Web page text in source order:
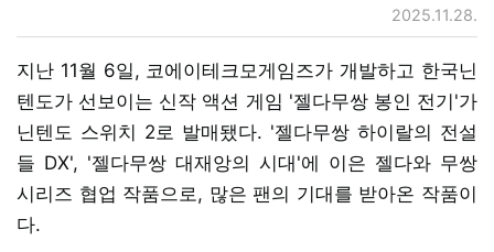
2025.11.28.
지난 11월 6일, 코에이테크모게임즈가 개발하고 한국닌
텐도가 선보이는 신작 액션 게임 '젤다무쌍 봉인 전기'가
닌텐도 스위치 2로 발매됐다. '젤다무쌍 하이랄의 전설
들 DX', '젤다무쌍 대재앙의 시대'에 이은 젤다와 무쌍
시리즈 협업 작품으로, 많은 팬의 기대를 받아온 작품이
다.